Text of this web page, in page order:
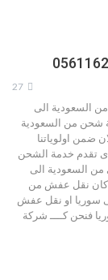
السعودية الى
شحن من السعودية
ضمن اولوياتنا
تقدم خدمة الشحن
من السعودية الى
كان نقل عفش من
سوريا او نقل عفش
فنحن كــــ شركة